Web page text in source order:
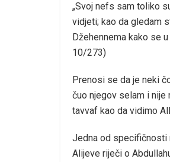
„Svoj nefs sam toliko
vidjeti; kao da gledam
Džehennema kako se u
10/273)
Prenosi se da je neki
čuo njegov selam i nije
tavvaf kao da vidimo
Jedna od specifičnosti
Alijeve riječi o